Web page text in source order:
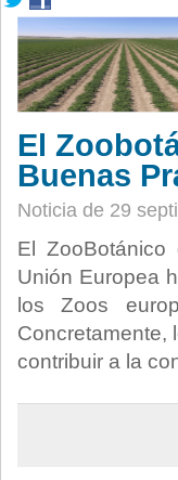
El
Buenas
Noticia de 29
El
Unión Europea
los Zoos
Concretamente,
contribuir a la